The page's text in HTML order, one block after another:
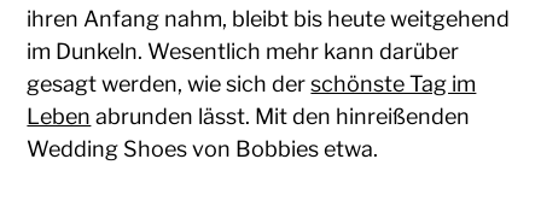
ihren Anfang nahm, bleibt bis heute weitgehend
im Dunkeln. Wesentlich mehr kann darüber
gesagt werden, wie sich derschönste Tag im
Leben abrunden lässt. Mit den hinreißenden
Wedding Shoes von Bobbies etwa.